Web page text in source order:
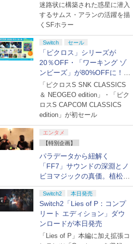
迷路状に構築された惑星に潜入
するサムス・アランの活躍を描
くSFホラー
Switch セール
「ピクロス」シリーズが
20％OFF・「ワーキング ゾ
ンビーズ」が80%OFFに！
「ジュピターサマーセール
2026」開催
「ピクロスS SNK CLASSICS
＆ NEOGEO edition」・「ピク
ロスS CAPCOM CLASSICS
edition」が初セール
エンタメ
【特別企画】
パラデータから紐解く
「FF7」サウンドの深淵とノ
ビヨマジックの真価。植松伸
夫氏による「ff vol.7」一挙レ
ポート
Switch2 本日発売
Switch2「Lies of P：コンプ
リート エディション」ダウ
ンロードが本日発売
「Lies of P」本編に加え拡張コ